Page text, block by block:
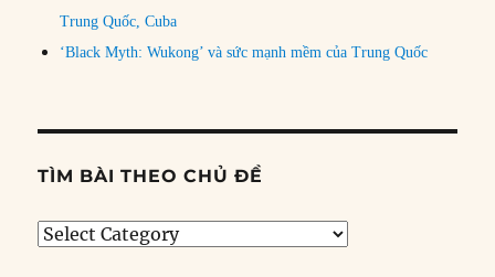
Trung Quốc, Cuba
‘Black Myth: Wukong’ và sức mạnh mềm của Trung Quốc
TÌM BÀI THEO CHỦ ĐỀ
Tìm